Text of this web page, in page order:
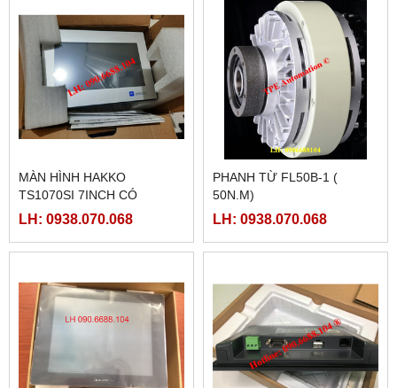
MÀN HÌNH HAKKO
TS1070SI 7INCH CÓ
ETHERNET
LH: 0938.070.068
PHANH TỪ FL50B-1 (
50N.M)
LH: 0938.070.068